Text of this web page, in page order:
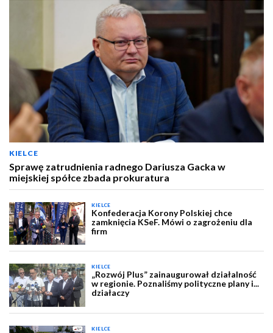
KIELCE
Sprawę zatrudnienia radnego Dariusza Gacka w
miejskiej spółce zbada prokuratura
KIELCE
Konfederacja Korony Polskiej chce
zamknięcia KSeF. Mówi o zagrożeniu dla
firm
KIELCE
„Rozwój Plus” zainaugurował działalność
w regionie. Poznaliśmy polityczne plany i...
działaczy
KIELCE